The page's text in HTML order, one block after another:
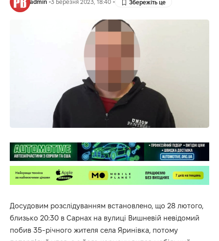
admin 3 Березня 2023, 18:40
Досудовим розслідуванням встановлено, що 28 лютого,
близько 20:30 в Сарнах на вулиці Вишневій невідомий
побив 35-річного жителя села Яринівка, потому